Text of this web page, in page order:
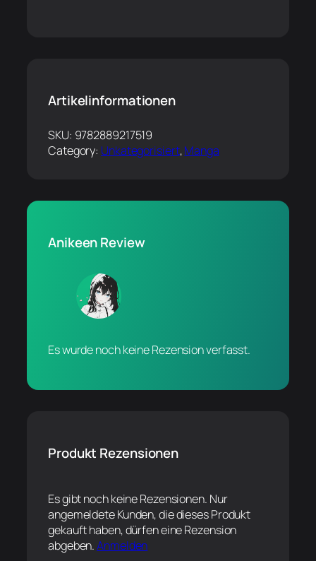
Artikelinformationen
SKU: 9782889217519
Category: Unkategorisiert, Manga
Anikeen Review
Es wurde noch keine Rezension verfasst.
Produkt Rezensionen
Es gibt noch keine Rezensionen. Nur
angemeldete Kunden, die dieses Produkt
gekauft haben, dürfen eine Rezension
abgeben.Anmelden